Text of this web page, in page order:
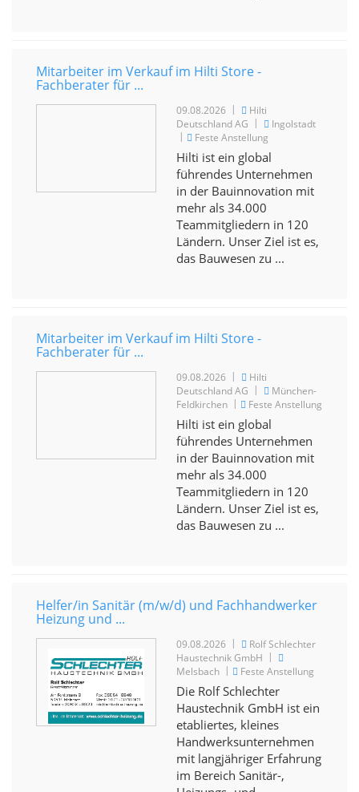
Mitarbeiter im Verkauf im Hilti Store -
Fachberater für ...
09.08.2026 |
Hilti
Deutschland AG |
Ingolstadt
|
Feste Anstellung
Hilti ist ein global
führendes Unternehmen
in der Bauinnovation mit
mehr als 34.000
Teammitgliedern in 120
Ländern. Unser Ziel ist es,
das Bauwesen zu ...
Mitarbeiter im Verkauf im Hilti Store -
Fachberater für ...
09.08.2026 |
Hilti
Deutschland AG |
München-
Feldkirchen | Feste Anstellung
Hilti ist ein global
führendes Unternehmen
in der Bauinnovation mit
mehr als 34.000
Teammitgliedern in 120
Ländern. Unser Ziel ist es,
das Bauwesen zu ...
Helfer/in Sanitär (m/w/d) und Fachhandwerker
Heizung und ...
09.08.2026 |
Rolf Schlechter
Haustechnik GmbH |
Melsbach | Feste Anstellung
Die Rolf Schlechter
Haustechnik GmbH ist ein
etabliertes, kleines
Handwerksunternehmen
mit langjähriger Erfahrung
im Bereich Sanitär-,